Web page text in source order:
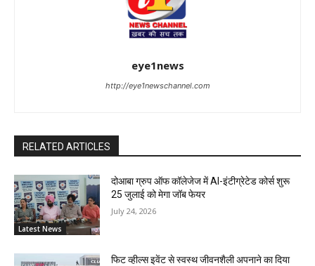
eye1news
http://eye1newschannel.com
RELATED ARTICLES
Latest News
दोआबा ग्रुप ऑफ कॉलेजेज में AI-इंटीग्रेटेड कोर्स शुरू
25 जुलाई को मेगा जॉब फेयर
July 24, 2026
फिट व्हील्स इवेंट से स्वस्थ जीवनशैली अपनाने का दिया